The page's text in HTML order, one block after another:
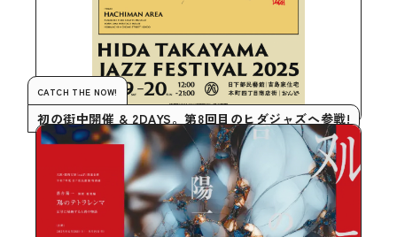
CATCH THE NOW!
初の街中開催 & 2DAYS。第8回目のヒダジャズへ参戦!